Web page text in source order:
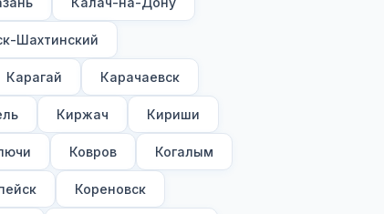
Шахтинский
Карагай Карачаевск
Киржач Кириши
Ковров Когалым
Кореновск